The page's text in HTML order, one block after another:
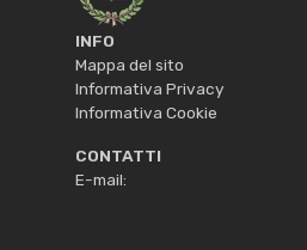
INFO
Mappa del sito
Informativa Privacy
Informativa Cookie
CONTATTI
E-mail: